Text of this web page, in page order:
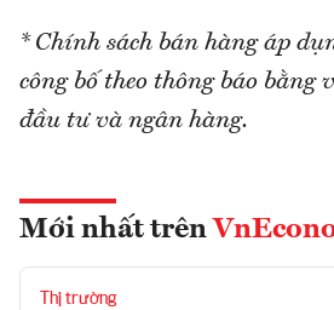
* Chính sách bán hàng áp
công bố theo thông báo bằng
đầu tư và ngân hàng.
Mới nhất trên
Thị trường